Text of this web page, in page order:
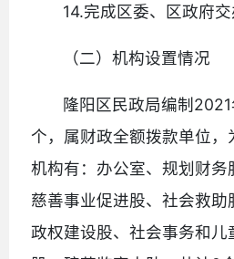
14.完成区委、区政府交
（二）机构设置情况
隆阳区民政局编制
个，属财政全额拨款单位
机构有：办公室、规划财务
慈善事业促进股、社会救
政权建设股、社会事务和儿